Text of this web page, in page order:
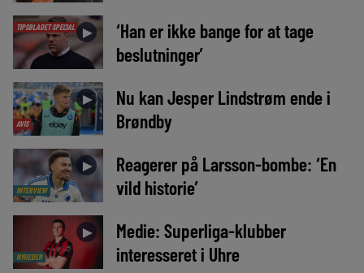
TIPSBLADET SPECIAL ►
‘Han er ikke bange for at tage
beslutninger’
AVIS
►
Nu kan Jesper Lindstrøm ende i
Brøndby
INTERVIEW
►
Reagerer på Larsson-bombe: ‘En
vild historie’
NYHEDER
►
Medie: Superliga-klubber
interesseret i Uhre